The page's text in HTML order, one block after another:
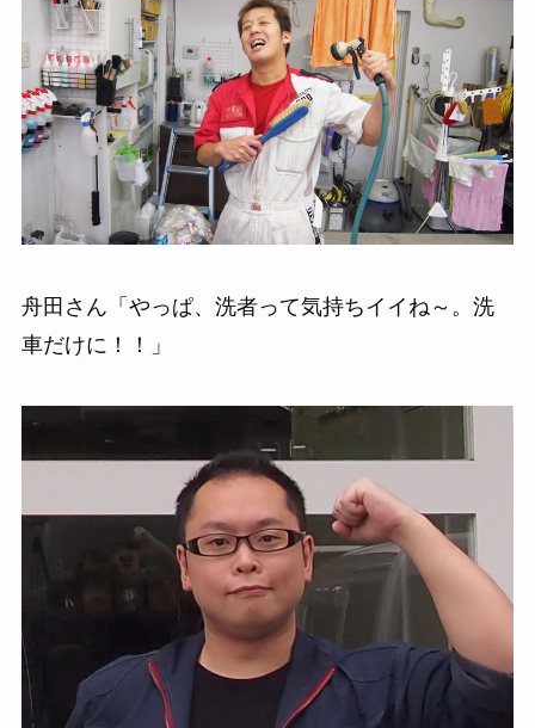
舟田さん「やっぱ、洗者って気持ちイイね～。洗
車だけに！！」